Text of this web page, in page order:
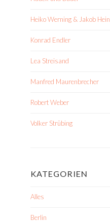
Heiko Werning & Jakob Hein
Konrad Endler
Lea Streisand
Manfred Maurenbrecher
Robert Weber
Volker Strübing
KATEGORIEN
Alles
Berlin